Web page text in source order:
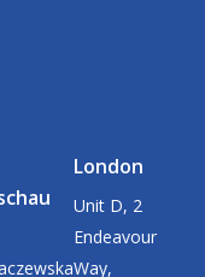
London
Unit D, 2
Endeavour
Way,